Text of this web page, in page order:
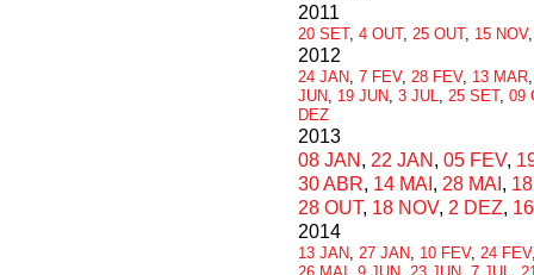
2011
20 SET, 4 OUT, 25 OUT, 15 NOV
2012
24 JAN 7 FEV, 28 FEV, 13 MAR
JUN 19 JUN 3 JUL 25 SET, 09
DEZ
2013
08 JAN , 22 JAN , 05 FEV,
30 ABR, 14 MAI , 28 MAI ,
28 OUT, 18 NOV, 2 DEZ,
2014
13 JAN 27 JAN 10 FEV, 24 FEV